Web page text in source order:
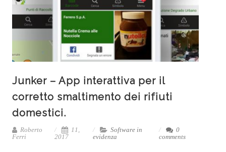
Junker – App interattiva per il
corretto smaltimento dei rifiuti
domestici.
Roberto
Ferri
11,
2017
Software in
evidenza
0
comments